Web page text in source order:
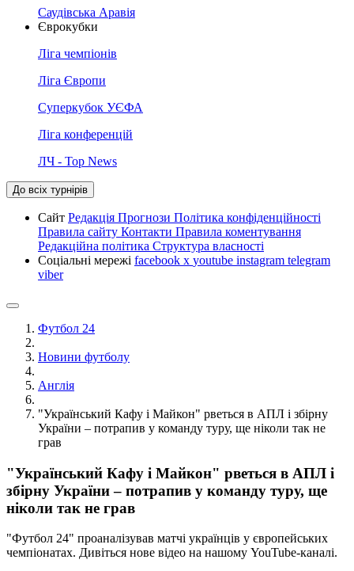
Саудівська Аравія
Єврокубки
Ліга чемпіонів
Ліга Європи
Суперкубок УЄФА
Ліга конференцій
ЛЧ - Top News
До всіх турнірів
Сайт Редакція Прогнози Політика конфіденційності
Правила сайту Контакти Правила коментування
Редакційна політика Структура власності
Соціальні мережі facebook x youtube instagram telegram
viber
Футбол 24
Новини футболу
Англія
"Український Кафу і Майкон" рветься в АПЛ і збірну
України – потрапив у команду туру, ще ніколи так не
грав
"Український Кафу і Майкон" рветься в АПЛ і
збірну України – потрапив у команду туру, ще
ніколи так не грав
"Футбол 24" проаналізував матчі українців у європейських
чемпіонатах. Дивіться нове відео на нашому YouTube-каналі.